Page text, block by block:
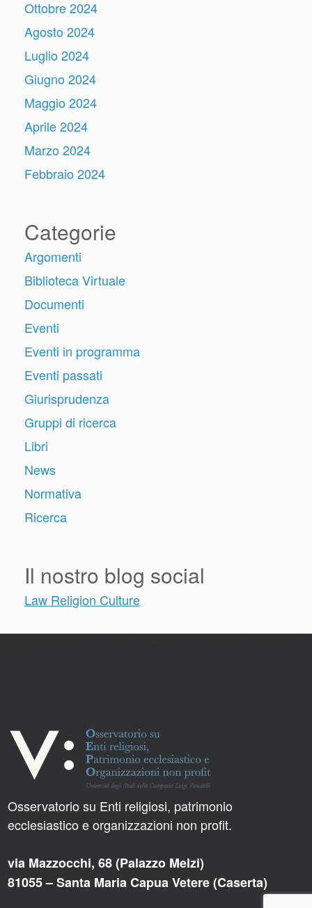
Ottobre 2024
Agosto 2024
Luglio 2024
Giugno 2024
Maggio 2024
Aprile 2024
Marzo 2024
Febbraio 2024
Categorie
Argomenti
Biblioteca Virtuale
Documenti
Eventi
Eventi in programma
Eventi passati
Giurisprudenza
Gruppi di ricerca
Libri
News
Normativa
Ricerca
Il nostro blog social
Law Religion Culture
Osservatorio su Enti religiosi, patrimonio
ecclesiastico e organizzazioni non profit.
via Mazzocchi, 68 (Palazzo Melzi)
81055 – Santa Maria Capua Vetere (Caserta)